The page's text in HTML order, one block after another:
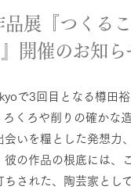
展『つくる
開催のお知ら
で3回目となる樽田
くろや削りの確かな
いを糧とした発想力
の作品の根底には、
された、陶芸家とし